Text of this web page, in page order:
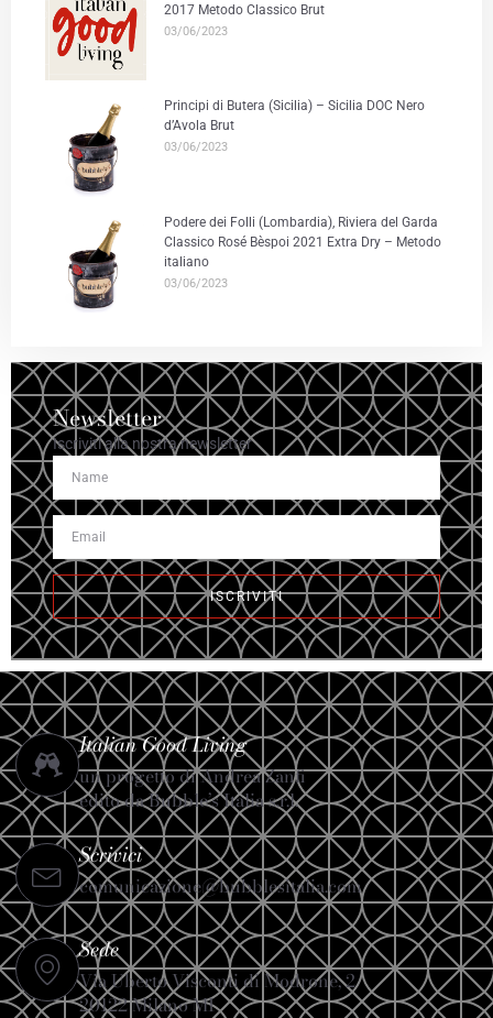
2017 Metodo Classico Brut
03/06/2023
Principi di Butera (Sicilia) – Sicilia DOC Nero
d’Avola Brut
03/06/2023
Podere dei Folli (Lombardia), Riviera del Garda
Classico Rosé Bèspoi 2021 Extra Dry – Metodo
italiano
03/06/2023
Newsletter
Iscriviti alla nostra newsletter
ISCRIVITI
Italian Good Living
un progetto di Andrea Zanfi
edito da Bubble’s Italia s.r.l.
Scrivici
comunicazione@bubblesitalia.com
Sede
Via Uberto Visconti di Modrone, 2
20122 Milano MI